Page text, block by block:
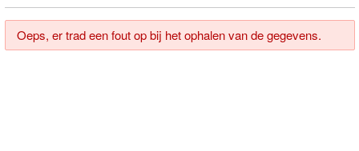
Oeps, er trad een fout op bij het ophalen van de gegevens.